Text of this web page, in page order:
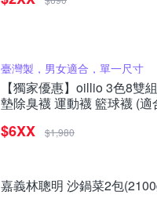
臺灣製，男女適合，單一尺寸
【獨家優惠】oillio 3色8雙
墊除臭襪 運動襪 籃球襪 (適
$6XX $1,980
嘉義林聰明 沙鍋菜2包